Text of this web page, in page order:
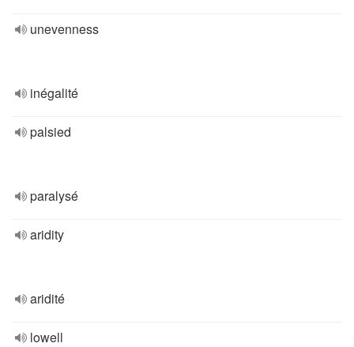
unevenness
inégalité
palsied
paralysé
aridity
aridité
lowell